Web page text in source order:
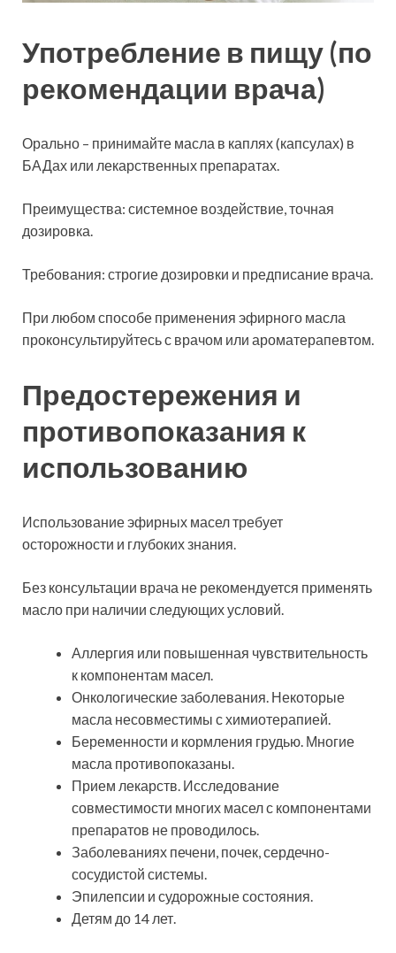
Употребление в пищу (по
рекомендации врача)
Орально – принимайте масла в каплях (капсулах) в
БАДах или лекарственных препаратах.
Преимущества: системное воздействие, точная
дозировка.
Требования: строгие дозировки и предписание врача.
При любом способе применения эфирного масла
проконсультируйтесь с врачом или ароматерапевтом.
Предостережения и
противопоказания к
использованию
Использование эфирных масел требует
осторожности и глубоких знания.
Без консультации врача не рекомендуется применять
масло при наличии следующих условий.
Аллергия или повышенная чувствительность
к компонентам масел.
Онкологические заболевания. Некоторые
масла несовместимы с химиотерапией.
Беременности и кормления грудью. Многие
масла противопоказаны.
Прием лекарств. Исследование
совместимости многих масел с компонентами
препаратов не проводилось.
Заболеваниях печени, почек, сердечно-
сосудистой системы.
Эпилепсии и судорожные состояния.
Детям до 14 лет.